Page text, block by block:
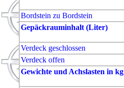
Bordstein zu Bordstein
Gepäckrauminhalt (Liter)
Verdeck geschlossen
Verdeck offen
Gewichte und Achslasten in kg